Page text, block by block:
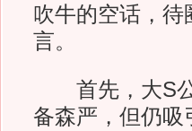
吹牛的空话，待
言。
首先，大S公
备森严，但仍吸